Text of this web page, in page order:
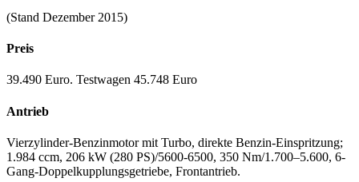
(Stand Dezember 2015)
Preis
39.490 Euro. Testwagen 45.748 Euro
Antrieb
Vierzylinder-Benzinmotor mit Turbo, direkte Benzin-Einspritzung;
1.984 ccm, 206 kW (280 PS)/5600-6500, 350 Nm/1.700–5.600, 6-
Gang-Doppelkupplungsgetriebe, Frontantrieb.